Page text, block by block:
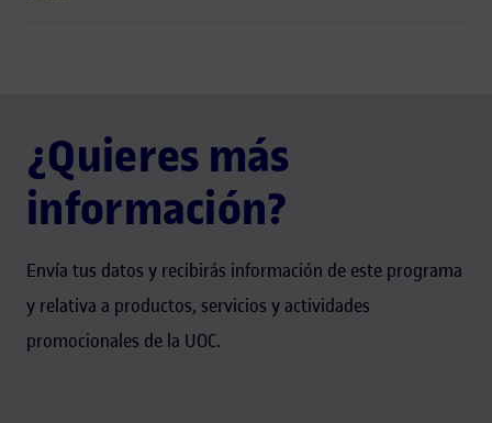
¿Quieres más
información?
Envía tus datos y recibirás información de este programa
y relativa a productos, servicios y actividades
promocionales de la UOC.